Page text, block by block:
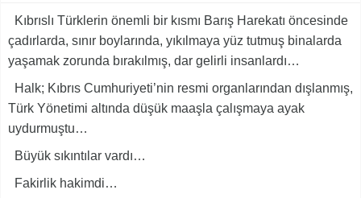
Kıbrıslı Türklerin önemli bir kısmı Barış Harekatı öncesinde
çadırlarda, sınır boylarında, yıkılmaya yüz tutmuş binalarda
yaşamak zorunda bırakılmış, dar gelirli insanlardı…
Halk; Kıbrıs Cumhuriyeti’nin resmi organlarından dışlanmış,
Türk Yönetimi altında düşük maaşla çalışmaya ayak
uydurmuştu…
Büyük sıkıntılar vardı…
Fakirlik hakimdi…